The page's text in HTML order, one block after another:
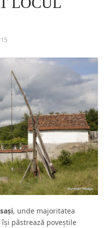
saşi, unde majoritatea
păstrează poveştile